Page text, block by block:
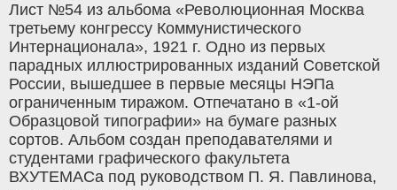
Лист №54 из альбома «Революционная Москва
третьему конгрессу Коммунистического
Интернационала», 1921 г. Одно из первых
парадных иллюстрированных изданий Советской
России, вышедшее в первые месяцы НЭПа
ограниченным тиражом. Отпечатано в «1-ой
Образцовой типографии» на бумаге разных
сортов. Альбом создан преподавателями и
студентами графического факультета
ВХУТЕМАСа под руководством П. Я. Павлинова,